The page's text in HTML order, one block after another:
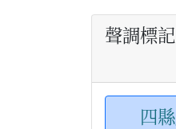
聲調標記
四